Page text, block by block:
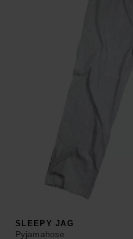
SLEEPY JAG
Pyjamahose